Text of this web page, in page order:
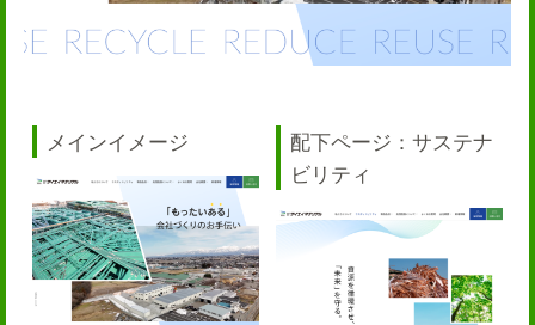
メインイメージ
配下ページ：サステナ
ビリティ